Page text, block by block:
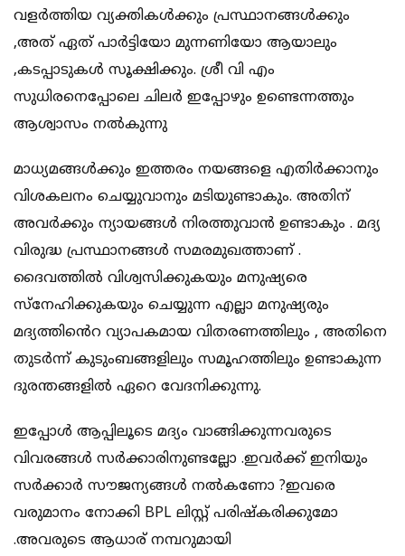
വളർത്തിയ വ്യക്തികൾക്കും പ്രസ്ഥാനങ്ങൾക്കും
,അത് ഏത് പാർട്ടിയോ മുന്നണിയോ ആയാലും
,കടപ്പാടുകൾ സൂക്ഷിക്കും. ശ്രീ വി എം
സുധിരനെപ്പോലെ ചിലർ ഇപ്പോഴും ഉണ്ടെന്നത്തും
ആശ്വാസം നൽകുന്നു
മാധ്യമങ്ങൾക്കും ഇത്തരം നയങ്ങളെ എതിർക്കാനും
വിശകലനം ചെയ്യുവാനും മടിയുണ്ടാകും. അതിന്
അവർക്കും ന്യായങ്ങൾ നിരത്തുവാൻ ഉണ്ടാകും . മദ്യ
വിരുദ്ധ പ്രസ്ഥാനങ്ങൾ സമരമുഖത്താണ്‌ .
ദൈവത്തിൽ വിശ്വസിക്കുകയും മനുഷ്യരെ
സ്നേഹിക്കുകയും ചെയ്യുന്ന എല്ലാ മനുഷ്യരും
മദ്യത്തിൻെറ വ്യാപകമായ വിതരണത്തിലും , അതിനെ
തുടർന്ന് കുടുംബങ്ങളിലും സമൂഹത്തിലും ഉണ്ടാകുന്ന
ദുരന്തങ്ങളിൽ ഏറെ വേദനിക്കുന്നു.
ഇപ്പോൾ ആപ്പിലൂടെ മദ്യം വാങ്ങിക്കുന്നവരുടെ
വിവരങ്ങൾ സർക്കാരിനുണ്ടല്ലോ .ഇവർക്ക് ഇനിയും
സർക്കാർ സൗജന്യങ്ങൾ നൽകണോ ?ഇവരെ
വരുമാനം നോക്കി BPL ലിസ്റ്റ് പരിഷ്‌കരിക്കുമോ
.അവരുടെ ആധാര് നമ്പറുമായി